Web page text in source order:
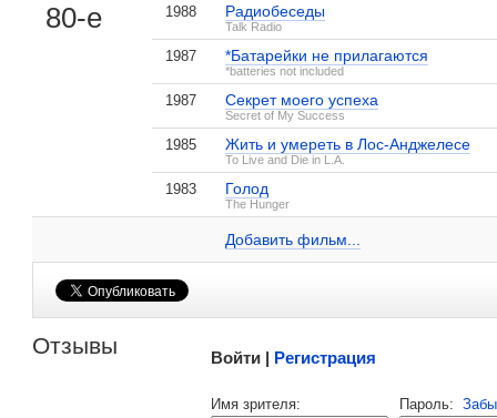
80-е 1988 Радиобеседы
Talk Radio
1987 *Батарейки не прилагаются
*batteries not included
1987 Секрет моего успеха
Secret of My Success
1985 Жить и умереть в Лос-Анджелесе
To Live and Die in L.A.
1983 Голод
The Hunger
Добавить фильм...
Эпизоды
Джон Панкоу на IMDB.com
Отзывы
, поделитесь своим мнением
Войти | Регистрация
Имя зрителя: Пароль: